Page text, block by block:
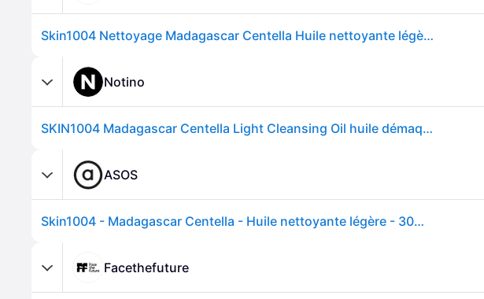
Skin1004 Nettoyage Madagascar Centella Huile nettoyante légère Homme 30 ml
Notino
SKIN1004 Madagascar Centella Light Cleansing Oil huile démaquillante purifiante avec effets apaisants 30 ml
ASOS
Skin1004 - Madagascar Centella - Huile nettoyante légère - 30ml-Pas de couleur
Facethefuture